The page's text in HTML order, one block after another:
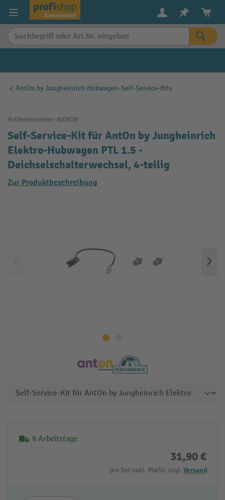
springen
AntOn by Jungheinrich Hubwagen-Self-Service-Kits
Artikelnummer: 603028
Self-Service-Kit für AntOn by Jungheinrich
Elektro-Hubwagen PTL 1.5 -
Deichselschalterwechsel, 4-teilig
Zur Produktbeschreibung
8 Arbeitstage
31,90 €
pro Set exkl. MwSt. zzgl. Versand